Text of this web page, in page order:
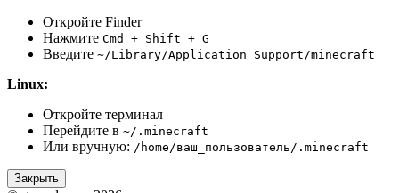
Откройте Finder
Нажмите Cmd + Shift + G
Введите ~/Library/Application Support/minecraft
Linux:
Откройте терминал
Перейдите в ~/.minecraft
Или вручную: /home/ваш_пользователь/.minecraft
Закрыть